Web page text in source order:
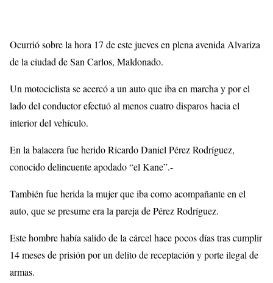
Ocurrió sobre la hora 17 de este jueves en plena avenida Alvariza
de la ciudad de San Carlos, Maldonado.
Un motociclista se acercó a un auto que iba en marcha y por el
lado del conductor efectuó al menos cuatro disparos hacia el
interior del vehículo.
En la balacera fue herido Ricardo Daniel Pérez Rodríguez,
conocido delincuente apodado “el Kane”.-
También fue herida la mujer que iba como acompañante en el
auto, que se presume era la pareja de Pérez Rodríguez.
Este hombre había salido de la cárcel hace pocos días tras cumplir
14 meses de prisión por un delito de receptación y porte ilegal de
armas.